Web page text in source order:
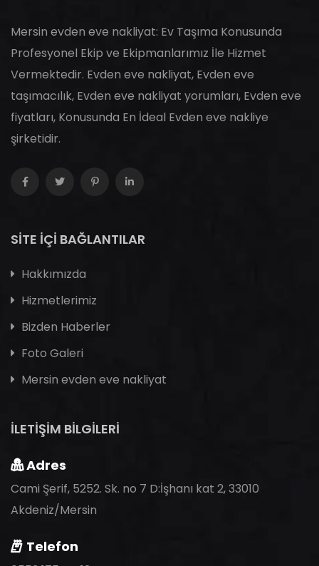
Mersin evden eve nakliyat: Ev Taşıma Konusunda
Profesyonel Ekip ve Ekipmanlarımız İle Hizmet
Vermektedir. Evden eve nakliyat, Evden eve
taşımacılık, Evden eve nakliyat yorumları, Evden eve
fiyatları, Konusunda En İdeal Evden eve nakliye
şirketidir.
SİTE İÇİ BAĞLANTILAR
Hakkımızda
Hizmetlerimiz
Bizden Haberler
Foto Galeri
Mersin evden eve nakliyat
İLETİŞİM BİLGİLERİ
Adres
Cami Şerif, 5252. Sk. no 7 D:İşhanı kat 2, 33010
Akdeniz/Mersin
Telefon